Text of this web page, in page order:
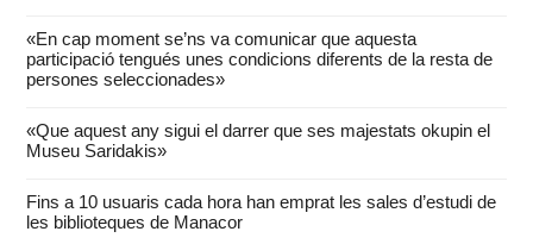
«En cap moment se’ns va comunicar que aquesta
participació tengués unes condicions diferents de la resta de
persones seleccionades»
«Que aquest any sigui el darrer que ses majestats okupin el
Museu Saridakis»
Fins a 10 usuaris cada hora han emprat les sales d’estudi de
les biblioteques de Manacor